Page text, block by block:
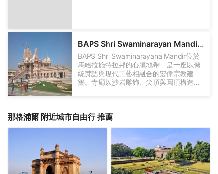
團體聚會。每年，這裡都會吸引大量遊
客，尤其是在夏季，是逃離酷熱天氣的理
想場所。
BAPS Shri Swaminarayan Mandir, Nagpur
BAPS Shri Swaminarayana Mandir位於
馬哈拉施特拉邦的心臟地帶，是一座以傳
統梵語與現代工藝相融合的宏偉宗教建
築。寺廟以沙岩雕飾、尖頂與圓頂構造為
功能，也成為社區交流與文化傳承的中
時，融入現代安全與舒適配置，為信眾提
供安寧祥和的祈禱環境與開放的公共空
間。 BAPS Shri Swaminarayana Mandir
以其莊嚴氣質與藝術輝映，成為宗教禮
儀、文化教育與旅遊體驗的多功能場所。
那格浦爾 附近城市自由行 推薦